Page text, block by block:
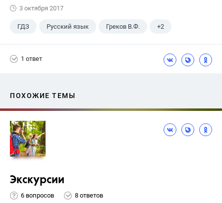
3 октября 2017
ГДЗ Русский язык Греков В.Ф. +2
1 ответ
ПОХОЖИЕ ТЕМЫ
Экскурсии
6 вопросов 8 ответов